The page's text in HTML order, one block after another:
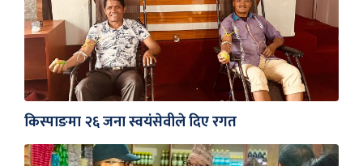
किस्पाङमा २६ जना स्वयंसेवीले दिए रगत